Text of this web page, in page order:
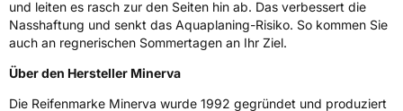
Rollgeräusch (dB)70
FahrzeugklasseC1
und leiten es rasch zur den Seiten hin ab. Das verbessert die
Nasshaftung und senkt das Aquaplaning-Risiko. So kommen Sie
auch an regnerischen Sommertagen an Ihr Ziel.
Über den Hersteller Minerva
Die Reifenmarke Minerva wurde 1992 gegründet und produziert